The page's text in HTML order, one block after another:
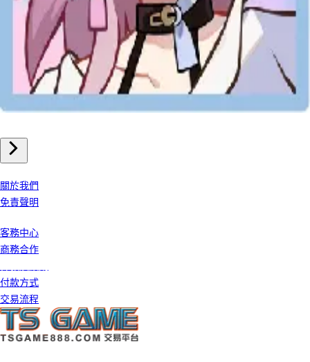
手機遊戲
崩壞星穹鐵道 儲值
關於我們
免責聲明
客務中心
商務合作
付款方式
交易流程